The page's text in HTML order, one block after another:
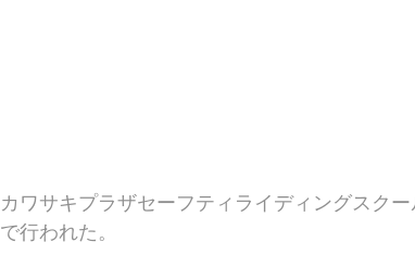
カワサキプラザセーフティライディングスク
で行われた。